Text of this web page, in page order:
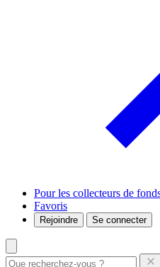
Pour les collecteurs de
Favoris
Rejoindre Se connecter